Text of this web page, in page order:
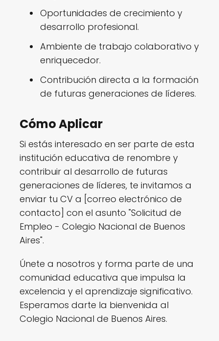
Oportunidades de crecimiento y
desarrollo profesional.
Ambiente de trabajo colaborativo y
enriquecedor.
Contribución directa a la formación
de futuras generaciones de líderes.
Cómo Aplicar
Si estás interesado en ser parte de esta
institución educativa de renombre y
contribuir al desarrollo de futuras
generaciones de líderes, te invitamos a
enviar tu CV a [correo electrónico de
contacto] con el asunto "Solicitud de
Empleo - Colegio Nacional de Buenos
Aires".
Únete a nosotros y forma parte de una
comunidad educativa que impulsa la
excelencia y el aprendizaje significativo.
Esperamos darte la bienvenida al
Colegio Nacional de Buenos Aires.